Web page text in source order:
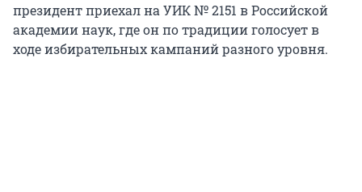
президент приехал на УИК № 2151 в Российской
академии наук, где он по традиции голосует в
ходе избирательных кампаний разного уровня.